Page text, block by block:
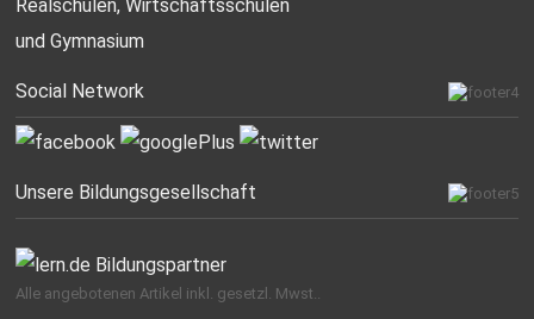
Realschulen,Wirtschaftsschulen
und Gymnasium
Social Network
Unsere Bildungsgesellschaft
Alle angebotenen Artikel inkl. gesetzl. Mwst..